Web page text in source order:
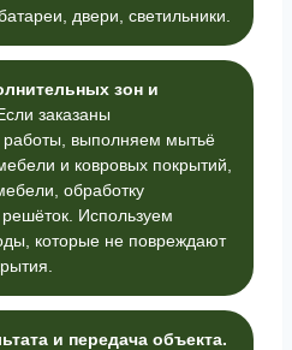
двери, светильники.
зон и
заказаны
работы, выполняем мытьё
и ковровых покрытий,
обработку
Используем
которые не повреждают
и передача объекта.